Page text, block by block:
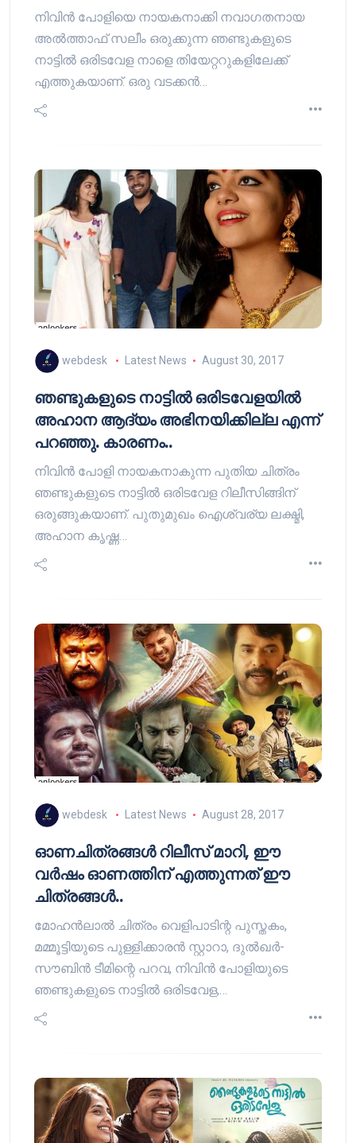
നിവിന്‍ പോളിയെ നായകനാക്കി നവാഗതനായ
അല്‍ത്താഫ് സലീം ഒരുക്കുന്ന ഞണ്ടുകളുടെ
നാട്ടില്‍ ഒരിടവേള നാളെ തിയേറ്ററുകളിലേക്ക്
എത്തുകയാണ്. ഒരു വടക്കന്‍…
webdesk Latest News August 30, 2017
ഞണ്ടുകളുടെ നാട്ടില്‍ ഒരിടവേളയില്‍
അഹാന ആദ്യം അഭിനയിക്കില്ല എന്ന്‍
പറഞ്ഞു. കാരണം..
നിവിന്‍ പോളി നായകനാകുന്ന പുതിയ ചിത്രം
ഞണ്ടുകളുടെ നാട്ടില്‍ ഒരിടവേള റിലീസിങ്ങിന്
ഒരുങ്ങുകയാണ്. പുതുമുഖം ഐശ്വര്യ ലക്ഷ്മി,
അഹാന കൃഷ്ണ…
webdesk Latest News August 28, 2017
ഓണചിത്രങ്ങൾ റിലീസ് മാറി, ഈ
വർഷം ഓണത്തിന് എത്തുന്നത് ഈ
ചിത്രങ്ങൾ..
മോഹൻലാൽ ചിത്രം വെളിപാടിന്റ പുസ്തകം,
മമ്മൂട്ടിയുടെ പുള്ളിക്കാരൻ സ്റ്റാറാ, ദുൽഖർ-
സൗബിൻ ടീമിന്റെ പറവ, നിവിൻ പോളിയുടെ
ഞണ്ടുകളുടെ നാട്ടിൽ ഒരിടവേള,…